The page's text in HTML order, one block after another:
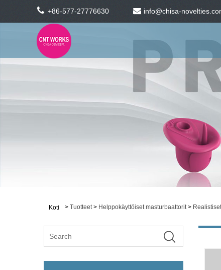
+86-577-27776630 info@chisa-
Koti > Tuotteet> Helppokäyttöiset masturbaattorit>